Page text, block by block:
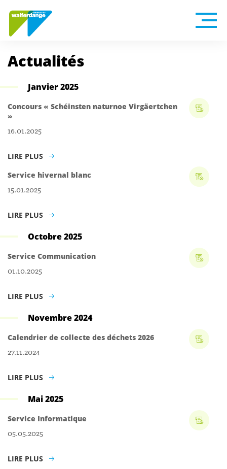
Actualités
Janvier 2025
Concours « Schéinsten naturnoe Virgäertchen
»
16.01.2025
LIRE PLUS
Service hivernal blanc
15.01.2025
LIRE PLUS
Octobre 2025
Service Communication
01.10.2025
LIRE PLUS
Novembre 2024
Calendrier de collecte des déchets 2026
27.11.2024
LIRE PLUS
Mai 2025
Service Informatique
05.05.2025
LIRE PLUS